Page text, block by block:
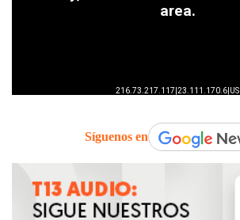
Síguenos en